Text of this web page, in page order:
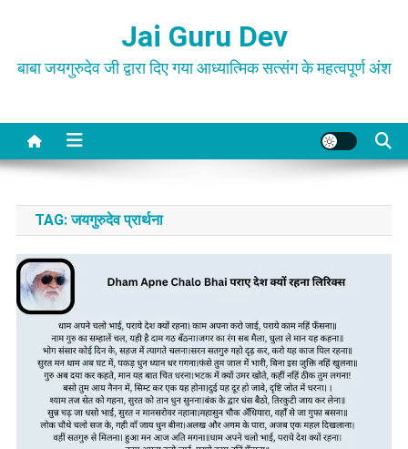
content
Jai Guru Dev
बाबा जयगुरुदेव जी द्वारा दिए गया आध्यात्मिक सत्संग के महत्वपूर्ण अंश
TAG:जयगुरुदेव प्रार्थना